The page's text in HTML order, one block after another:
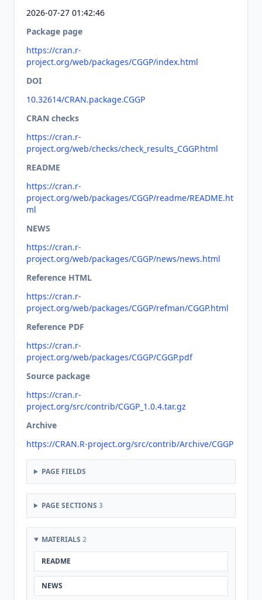
2026-07-27 01:42:46
Package page
https://cran.r-
project.org/web/packages/CGGP/index.html
DOI
10.32614/CRAN.package.CGGP
CRAN checks
https://cran.r-
project.org/web/checks/check_results_CGGP.html
README
https://cran.r-
project.org/web/packages/CGGP/readme/README.ht
ml
NEWS
https://cran.r-
project.org/web/packages/CGGP/news/news.html
Reference HTML
https://cran.r-
project.org/web/packages/CGGP/refman/CGGP.html
Reference PDF
https://cran.r-
project.org/web/packages/CGGP/CGGP.pdf
Source package
https://cran.r-
project.org/src/contrib/CGGP_1.0.4.tar.gz
Archive
https://CRAN.R-project.org/src/contrib/Archive/CGGP
PAGE FIELDS
PAGE SECTIONS 3
MATERIALS 2
README
NEWS